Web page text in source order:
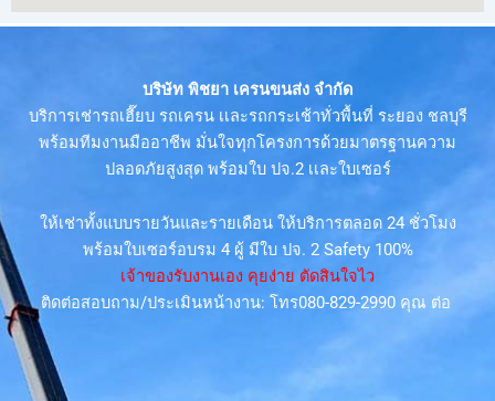
บริษัท พิชยา เครนขนส่ง จำกัด
บริการเช่ารถเฮี๊ยบ รถเครน เเละรถกระเช้าทั่วพื้นที่ ระยอง ชลบุรี
พร้อมทีมงานมืออาชีพ มั่นใจทุกโครงการด้วยมาตรฐานความ
ปลอดภัยสูงสุด พร้อมใบ ปจ.2 เเละใบเซอร์
ให้เช่าทั้งแบบรายวันและรายเดือน ให้บริการตลอด 24 ชั่วโมง
พร้อมใบเซอร์อบรม 4 ผู้ มีใบ ปจ. 2 Safety 100%
เจ้าของรับงานเอง คุยง่าย ตัดสินใจไว
ติดต่อสอบถาม/ประเมินหน้างาน: โทร080-829-2990 คุณ ต่อ